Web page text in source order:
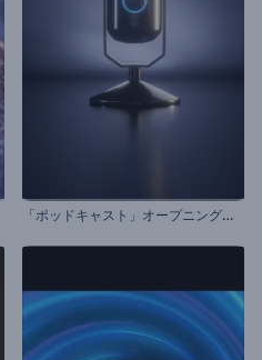
「
ポッドキャスト」オープニング動画